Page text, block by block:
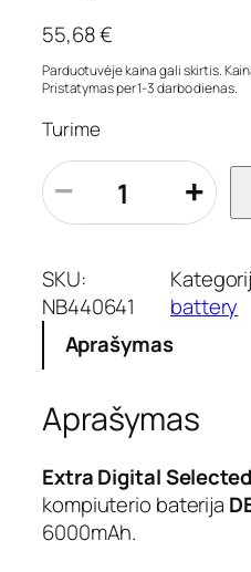
55,68€
Parduotuvėje kaina gali skirtis.
Pristatymas per 1-3 darbo dienas.
Turime
p
r
o
u
k
t
k
e
i
s
:
N
− +
SKU:
NB440641
battery
Aprašymas
Aprašymas
Extra Digital
kompiuterio baterija
6000mAh.